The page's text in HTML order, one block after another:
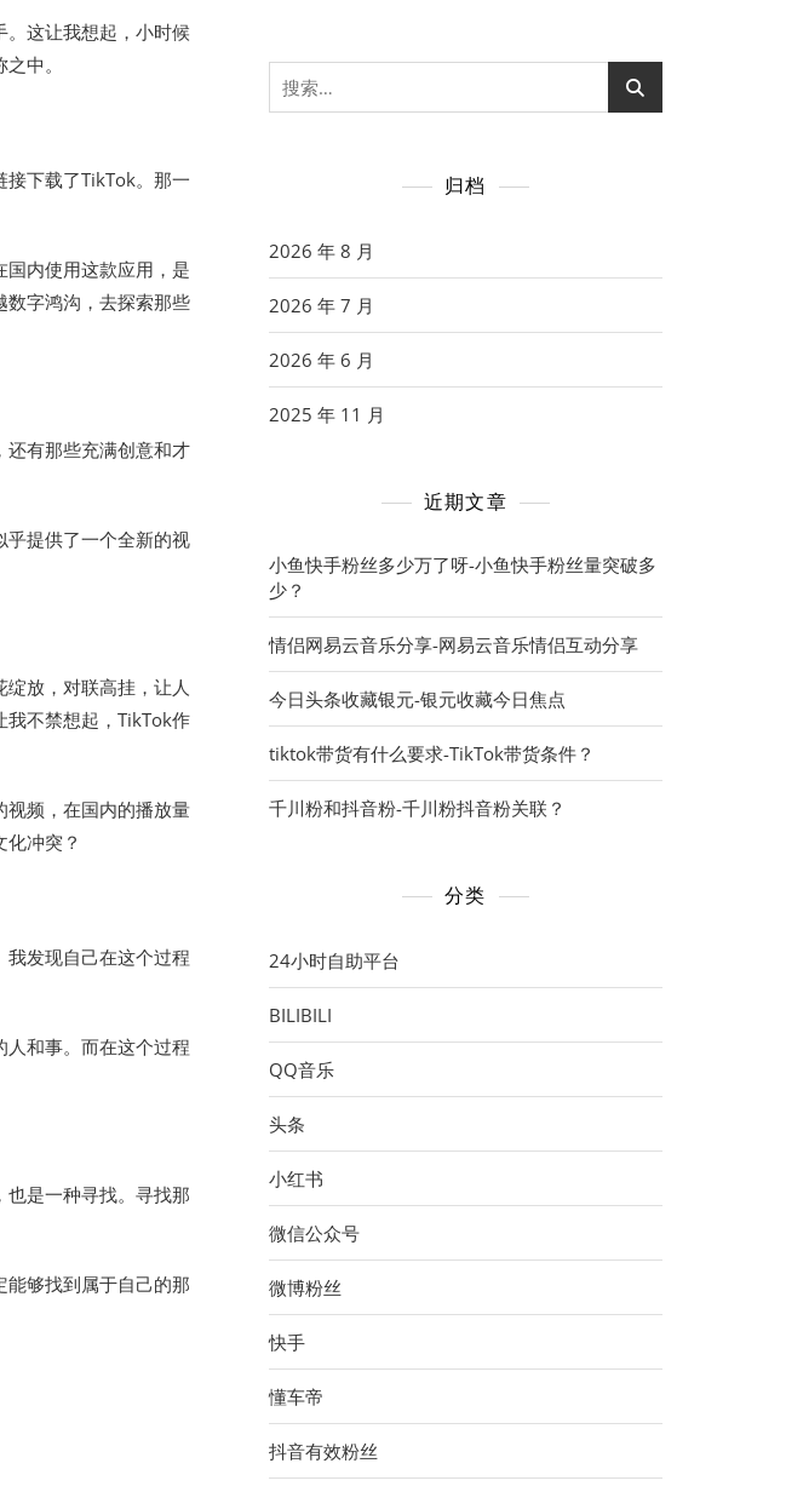
这让我想起，小时候
中。
下载了TikTok。那一
内使用这款应用，是
数字鸿沟，去探索那些
还有那些充满创意和才
乎提供了一个全新的视
放，对联高挂，让人
我不禁想起，TikTok作
视频，在国内的播放量
冲突？
发现自己在这个过程
和事。而在这个过程
是一种寻找。寻找那
够找到属于自己的那
搜
索：
归档
2026 年 8 月
2026 年 7 月
2026 年 6 月
2025 年 11 月
近期文章
小鱼快手粉丝多少万了呀-小鱼快手粉丝量突破多
少？
情侣网易云音乐分享-网易云音乐情侣互动分享
今日头条收藏银元-银元收藏今日焦点
tiktok带货有什么要求-TikTok带货条件？
千川粉和抖音粉-千川粉抖音粉关联？
分类
24小时自助平台
BILIBILI
QQ音乐
头条
小红书
微信公众号
微博粉丝
快手
懂车帝
抖音有效粉丝